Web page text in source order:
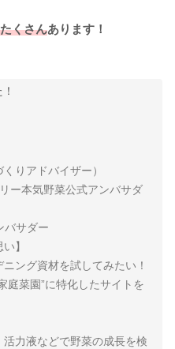
くさんあります！
りアドバイザー）
ー本気野菜公式アンバサダ
バサダー
】
ニング資材を試してみたい！
庭菜園”に特化したサイトを
活力液などで野菜の成長を検